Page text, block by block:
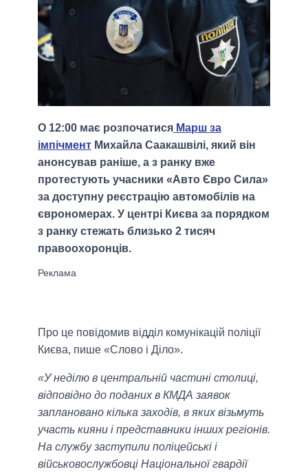
О 12:00 має розпочатися Марш за
імпічмент Михайла Саакашвілі, який він
анонсував раніше, а з ранку вже
протестують учасники «Авто Євро Сила»
за доступну реєстрацію автомобілів на
єврономерах. У центрі Києва за порядком
з ранку стежать близько 2 тисяч
правоохоронців.
Про це повідомив відділ комунікацій поліції
Києва, пише «Слово і Діло».
«У неділю в центральній частині столиці,
відповідно до поданих в КМДА заявок
заплановано кілька заходів, в яких візьмуть
участь кияни і представники інших регіонів.
На службу заступили поліцейські і
військовослужбовці Національної гвардії